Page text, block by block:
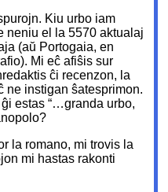
Kiu urbo iam
neniu el la 5570 aktualaj
(aŭ Portogaia, en
Mi eĉ afiŝis sur
ĉi recenzon, la
ne instigan ŝatesprimon.
estas “…granda urbo,
la romano, mi trovis la
mi hastas rakonti